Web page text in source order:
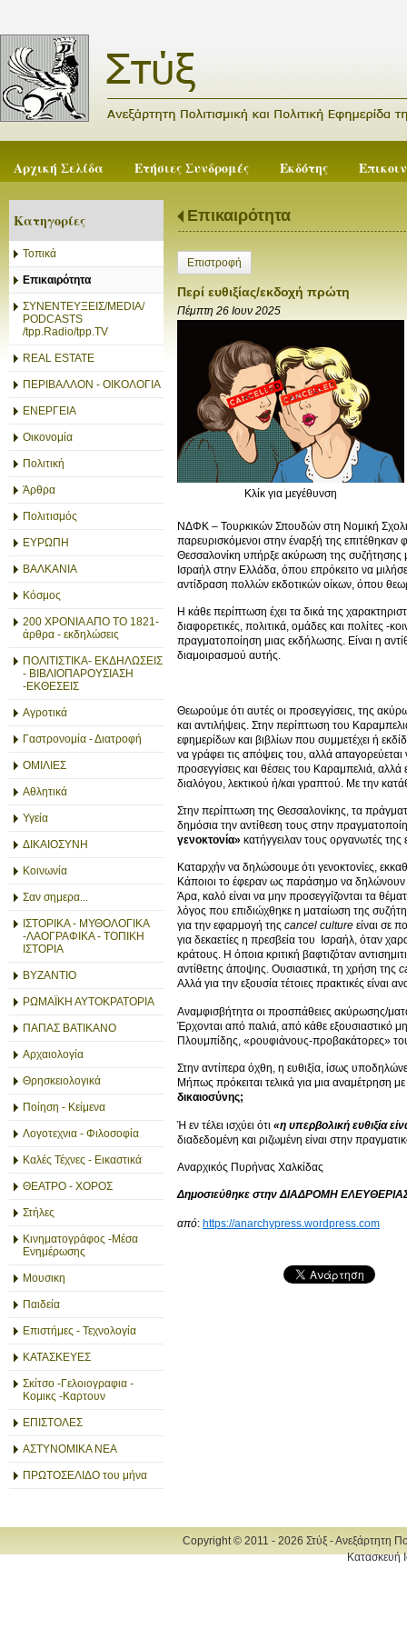
Αρχική Σελίδα Ετήσιες Συνδρομές Εκδότης
Κατηγορίες
Τοπικά
Επικαιρότητα
ΣΥΝΕΝΤΕΥΞΕΙΣ/MEDIA/
PODCASTS
/tpp.Radio/tpp.TV
REAL ESTATE
ΠΕΡΙΒΑΛΛΟΝ - ΟΙΚΟΛΟΓΙΑ
ΕΝΕΡΓΕΙΑ
Οικονομία
Πολιτική
Άρθρα
Πολιτισμός
ΕΥΡΩΠΗ
ΒΑΛΚΑΝΙΑ
Κόσμος
200 ΧΡΟΝΙΑ ΑΠΟ ΤΟ 1821-
άρθρα - εκδηλώσεις
ΠΟΛΙΤΙΣΤΙΚΑ- ΕΚΔΗΛΩΣΕΙΣ
- ΒΙΒΛΙΟΠΑΡΟΥΣΙΑΣΗ
-ΕΚΘΕΣΕΙΣ
Αγροτικά
Γαστρονομία - Διατροφή
ΟΜΙΛΙΕΣ
Αθλητικά
Υγεία
ΔΙΚΑΙΟΣΥΝΗ
Κοινωνία
Σαν σημερα...
ΙΣΤΟΡΙΚΑ - ΜΥΘΟΛΟΓΙΚΑ
-ΛΑΟΓΡΑΦΙΚΑ - ΤΟΠΙΚΗ
ΙΣΤΟΡΙΑ
ΒΥΖΑΝΤΙΟ
ΡΩΜΑΪΚΗ ΑΥΤΟΚΡΑΤΟΡΙΑ
ΠΑΠΑΣ ΒΑΤΙΚΑΝΟ
Αρχαιολογία
Θρησκειολογικά
Ποίηση - Κείμενα
Λογοτεχνια - Φιλοσοφία
Καλές Τέχνες - Εικαστικά
ΘΕΑΤΡΟ - ΧΟΡΟΣ
Στήλες
Κινηματογράφος -Μέσα
Ενημέρωσης
Μουσικη
Παιδεία
Επιστήμες - Τεχνολογία
ΚΑΤΑΣΚΕΥΕΣ
Σκίτσο -Γελοιογραφια -
Κομικς -Καρτουν
ΕΠΙΣΤΟΛΕΣ
ΑΣΤΥΝΟΜΙΚΑ ΝΕΑ
ΠΡΩΤΟΣΕΛΙΔΟ του μήνα
Επικαιρότητα
Επιστροφή
Περί ευθιξίας/εκδοχή πρώτη
Πέμπτη 26 Ιουν 2025
Κλίκ για μεγέθυνση
ΝΔΦΚ – Τουρκικών Σπουδών στη Νομική Σχολή
παρευρισκόμενοι στην έναρξή της
Θεσσαλονίκη υπήρξε ακύρωση της συζήτησης
Ισραήλ στην Ελλάδα, όπου επρόκειτο να
αντίδραση πολλών εκδοτικών οίκων, όπου
Η κάθε περίπτωση έχει τα δικά της
διαφορετικές, πολιτικά, ομάδες και πολίτες -
πραγματοποίηση μιας εκδήλωσης. Είναι η
διαμοιρασμού αυτής.
Θεωρούμε ότι αυτές οι προσεγγίσεις, της
και αντιλήψεις. Στην περίπτωση του
εφημερίδων και βιβλίων που συμμετέχει ή
να γράφει τις απόψεις του, αλλά απαγορεύεται
προσεγγίσεις και θέσεις του Καραμπελιά,
διαλόγου, λεκτικού ή/και γραπτού. Με την
Στην περίπτωση της Θεσσαλονίκης, τα
δημόσια την αντίθεση τους στην
γενοκτονία» κατήγγειλαν τους οργανωτές
Καταρχήν να δηλώσουμε ότι γενοκτονίες,
Κάποιοι το έφεραν ως παράσημο να δηλώνουν
Άρα, καλό είναι να μην προσεγγίζονται τα
λόγος που επιδιώχθηκε η ματαίωση της
για την εφαρμογή της cancel culture είναι σε
για δεκαετίες η πρεσβεία του Ισραήλ, όταν
κράτους. Η όποια κριτική βαφτιζόταν
αντίθετης άποψης. Ουσιαστικά, τη χρήση της
Αλλά για την εξουσία τέτοιες πρακτικές είναι
Αναμφισβήτητα οι προσπάθειες ακύρωσης/
Έρχονται από παλιά, από κάθε εξουσιαστικό
Πλουμπίδης, «ρουφιάνους-προβακάτορες»
Στην αντίπερα όχθη, η ευθιξία, ίσως
Μήπως πρόκειται τελικά για μια αναμέτρηση
δικαιοσύνης;
Ή εν τέλει ισχύει ότι «η υπερβολική ευθιξία
διαδεδομένη και ριζωμένη είναι στην
Αναρχικός Πυρήνας Χαλκίδας
Δημοσιεύθηκε στην ΔΙΑΔΡΟΜΗ
από: https://anarchypress.wordpress.com
Copyright © 2011 - 2026 Στύξ - Ανεξάρτητη
Κατασκευή